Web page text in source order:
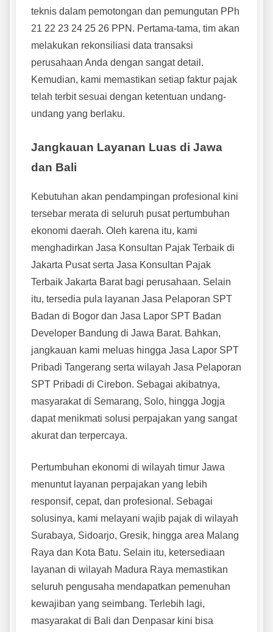
teknis dalam pemotongan dan pemungutan PPh
21 22 23 24 25 26 PPN. Pertama-tama, tim akan
melakukan rekonsiliasi data transaksi
perusahaan Anda dengan sangat detail.
Kemudian, kami memastikan setiap faktur pajak
telah terbit sesuai dengan ketentuan undang-
undang yang berlaku.
Jangkauan Layanan Luas di Jawa
dan Bali
Kebutuhan akan pendampingan profesional kini
tersebar merata di seluruh pusat pertumbuhan
ekonomi daerah. Oleh karena itu, kami
menghadirkan Jasa Konsultan Pajak Terbaik di
Jakarta Pusat serta Jasa Konsultan Pajak
Terbaik Jakarta Barat bagi perusahaan. Selain
itu, tersedia pula layanan Jasa Pelaporan SPT
Badan di Bogor dan Jasa Lapor SPT Badan
Developer Bandung di Jawa Barat. Bahkan,
jangkauan kami meluas hingga Jasa Lapor SPT
Pribadi Tangerang serta wilayah Jasa Pelaporan
SPT Pribadi di Cirebon. Sebagai akibatnya,
masyarakat di Semarang, Solo, hingga Jogja
dapat menikmati solusi perpajakan yang sangat
akurat dan terpercaya.
Pertumbuhan ekonomi di wilayah timur Jawa
menuntut layanan perpajakan yang lebih
responsif, cepat, dan profesional. Sebagai
solusinya, kami melayani wajib pajak di wilayah
Surabaya, Sidoarjo, Gresik, hingga area Malang
Raya dan Kota Batu. Selain itu, ketersediaan
layanan di wilayah Madura Raya memastikan
seluruh pengusaha mendapatkan pemenuhan
kewajiban yang seimbang. Terlebih lagi,
masyarakat di Bali dan Denpasar kini bisa